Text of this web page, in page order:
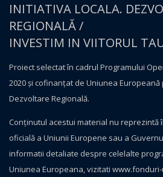
INITIATIVA LOCALA.
REGIONALĂ /
INVESTIM IN VIITORUL
Proiect selectat în cadrul Programului
2020 și cofinanțat de Uniunea
Dezvoltare Regională.
Conţinutul acestui material nu reprezintă
oficială a Uniunii Europene sau a
informatii detaliate despre celelalte
Uniunea Europeana, vizitati